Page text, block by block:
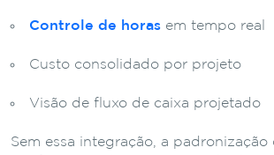
Controle de horas em tempo real
Custo consolidado por projeto
Visão de fluxo de caixa projetado
Sem essa integração, a padronização